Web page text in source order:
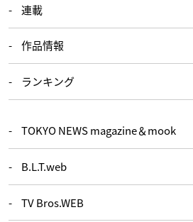
連載
作品情報
ランキング
TOKYO NEWS magazine＆mook
B.L.T.web
TV Bros.WEB